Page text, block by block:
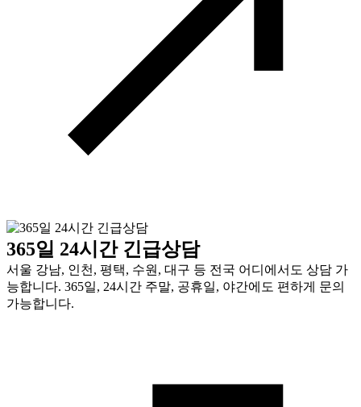
365일 24시간 긴급상담
서울 강남, 인천, 평택, 수원, 대구 등 전국 어디에서도 상담 가
능합니다. 365일, 24시간 주말, 공휴일, 야간에도 편하게 문의
가능합니다.